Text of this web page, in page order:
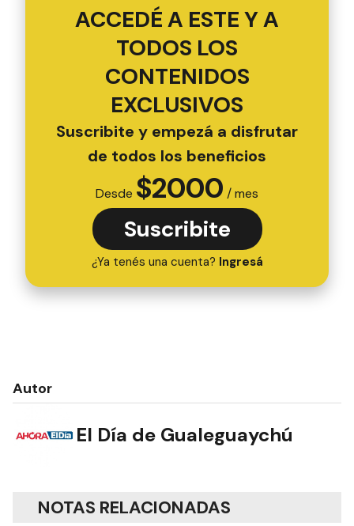
ACCEDÉ A ESTE Y A
TODOS LOS
CONTENIDOS
EXCLUSIVOS
Suscribite y empezá a disfrutar
de todos los beneficios
Desde $2000 / mes
Suscribite
¿Ya tenés una cuenta? Ingresá
Autor
El Día de Gualeguaychú
NOTAS RELACIONADAS